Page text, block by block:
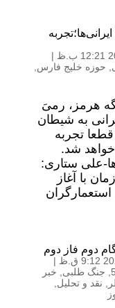
|
حوزه خلیج فارس
هرمز، رمیَ
به شیطان
تجربه
شد.
علی ستاری:
با آغاز
دوم فاز دوم
|
جنگ طلبی
خبر
نقد و تحلیل